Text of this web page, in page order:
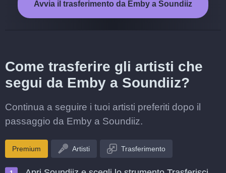
Avvia il trasferimento da Emby a Soundiiz
Come trasferire gli artisti che
segui da Emby a Soundiiz?
Continua a seguire i tuoi artisti preferiti dopo il
passaggio da Emby a Soundiiz.
Premium Artisti Trasferimento